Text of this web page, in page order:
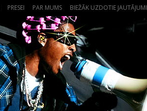
PRESEI PAR MUMS BIEŽĀK UZDOTIE JAUTĀJUMI